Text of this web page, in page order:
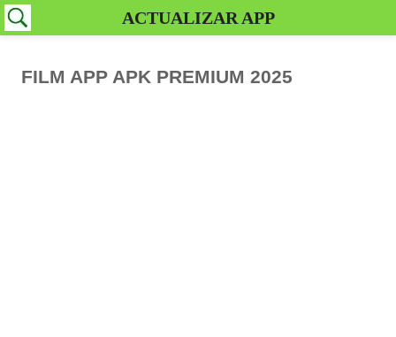
FILM APP APK PREMIUM 2025
ACTUALIZAR APP